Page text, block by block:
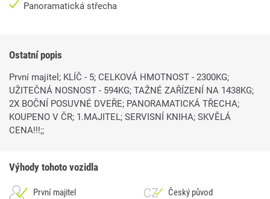
Panoramatická střecha
Ostatní popis
První majitel; KLÍČ - 5; CELKOVÁ HMOTNOST - 2300KG;
UŽITEČNÁ NOSNOST - 594KG; TAŽNÉ ZAŘÍZENÍ NA 1438KG;
2X BOČNÍ POSUVNÉ DVEŘE; PANORAMATICKÁ TŘECHA;
KOUPENO V ČR; 1.MAJITEL; SERVISNÍ KNIHA; SKVĚLÁ
CENA!!!;;
Výhody tohoto vozidla
První majitel Český původ